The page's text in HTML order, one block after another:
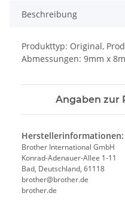
Beschreibung
Produkttyp: Original,
Abmessungen: 9mm x
Angaben zur
Herstellerinformationen:
Brother International GmbH
Konrad-Adenauer-Allee 1-11
Bad, Deutschland, 61118
brother@brother.de
brother.de